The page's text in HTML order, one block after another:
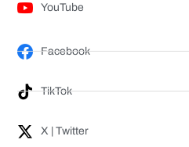
YouTube
Facebook
TikTok
X | Twitter